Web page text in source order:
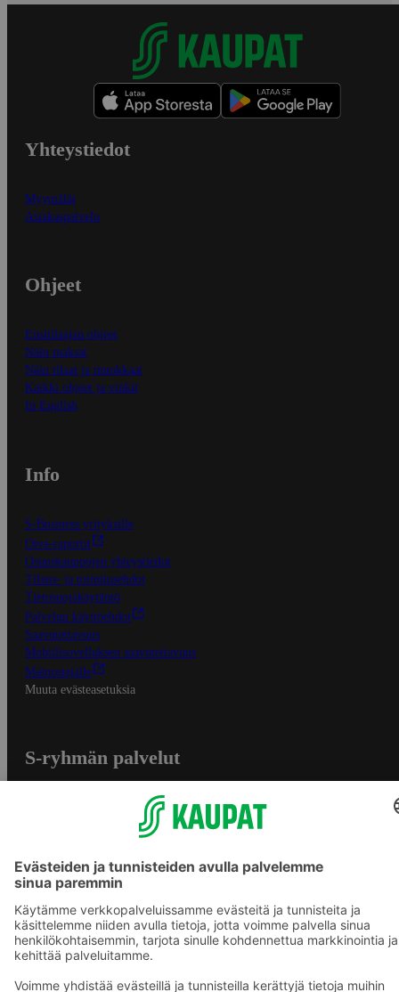
Yhteystiedot
Myymälät
Asiakaspalvelu
Ohjeet
Ensitilaajan ohjeet
Näin maksat
Näin tilaat ja muokkaat
Kaikki ohjeet ja vinkit
In English
Info
S-Business yrityksille
Oiva-raportit
Osuuskauppojen yhteystiedot
Tilaus- ja toimitusehdot
Tietosuojakäytäntö
Palvelun käyttöehdot
Saavutettavuus
Mobiilisovelluksen saavutettavuus
Mainostajalle
Muuta evästeasetuksia
S-ryhmän palvelut
S-ostoslista -sovellus
Prisma.fi
Sokos.fi
S-Pankki
Yhteishyvä
Sokos Hotels
Raflaamo